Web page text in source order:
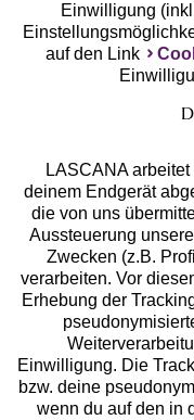
Services
Beratung
Über uns
Rechtliches
Einwilligung
auf den Link
LASCANA
deinem Endgerät
die von uns
Aussteuerung
Zwecken (z.B.
verarbeiten. Vor
Erhebung der
Einwilligung. Die
bzw. deine
wenn du auf den in